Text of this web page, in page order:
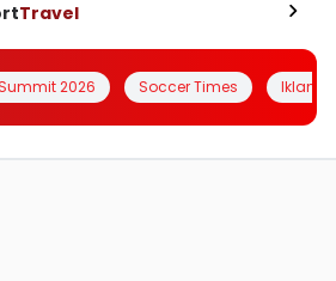
Travel
2026 Soccer Times Iklanin